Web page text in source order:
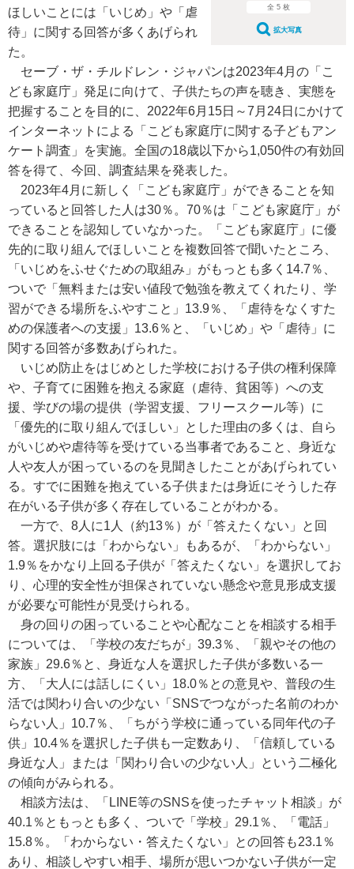
全 5 枚
拡大写真
ほしいことには「いじめ」や「虐
待」に関する回答が多くあげられ
た。
セーブ・ザ・チルドレン・ジャパンは2023年4月の「こ
ども家庭庁」発足に向けて、子供たちの声を聴き、実態を
把握することを目的に、2022年6月15日～7月24日にかけて
インターネットによる「こども家庭庁に関する子どもアン
ケート調査」を実施。全国の18歳以下から1,050件の有効回
答を得て、今回、調査結果を発表した。
2023年4月に新しく「こども家庭庁」ができることを知
っていると回答した人は30％。70％は「こども家庭庁」が
できることを認知していなかった。「こども家庭庁」に優
先的に取り組んでほしいことを複数回答で聞いたところ、
「いじめをふせぐための取組み」がもっとも多く14.7％、
ついで「無料または安い値段で勉強を教えてくれたり、学
習ができる場所をふやすこと」13.9％、「虐待をなくすた
めの保護者への支援」13.6％と、「いじめ」や「虐待」に
関する回答が多数あげられた。
いじめ防止をはじめとした学校における子供の権利保障
や、子育てに困難を抱える家庭（虐待、貧困等）への支
援、学びの場の提供（学習支援、フリースクール等）に
「優先的に取り組んでほしい」とした理由の多くは、自ら
がいじめや虐待等を受けている当事者であること、身近な
人や友人が困っているのを見聞きしたことがあげられてい
る。すでに困難を抱えている子供または身近にそうした存
在がいる子供が多く存在していることがわかる。
一方で、8人に1人（約13％）が「答えたくない」と回
答。選択肢には「わからない」もあるが、「わからない」
1.9％をかなり上回る子供が「答えたくない」を選択してお
り、心理的安全性が担保されていない懸念や意見形成支援
が必要な可能性が見受けられる。
身の回りの困っていることや心配なことを相談する相手
については、「学校の友だちが」39.3％、「親やその他の
家族」29.6％と、身近な人を選択した子供が多数いる一
方、「大人には話しにくい」18.0％との意見や、普段の生
活では関わり合いの少ない「SNSでつながった名前のわか
らない人」10.7％、「ちがう学校に通っている同年代の子
供」10.4％を選択した子供も一定数あり、「信頼している
身近な人」または「関わり合いの少ない人」という二極化
の傾向がみられる。
相談方法は、「LINE等のSNSを使ったチャット相談」が
40.1％ともっとも多く、ついで「学校」29.1％、「電話」
15.8％。「わからない・答えたくない」との回答も23.1％
あり、相談しやすい相手、場所が思いつかない子供が一定